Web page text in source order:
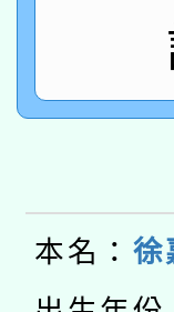
薪
轉
動」
開本
招甄
適應
本館
本名： 徐